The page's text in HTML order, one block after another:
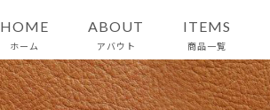
HOME
ホーム
ABOUT
アバウト
ITEMS
商品一覧